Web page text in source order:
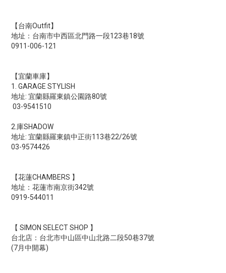
【台南Outfit】
地址：台南市中西區北門路一段123巷18號
0911-006-121
【宜蘭車庫】
1. GARAGE STYLISH
地址: 宜蘭縣羅東鎮公園路80號
03-9541510
2.庫SHADOW
地址: 宜蘭縣羅東鎮中正街113巷22/26號
03-9574426
【花蓮CHAMBERS 】
地址：花蓮市南京街342號
0919-544011
【 SIMON SELECT SHOP 】
台北店：台北市中山區中山北路二段50巷37號
(7月中開幕)